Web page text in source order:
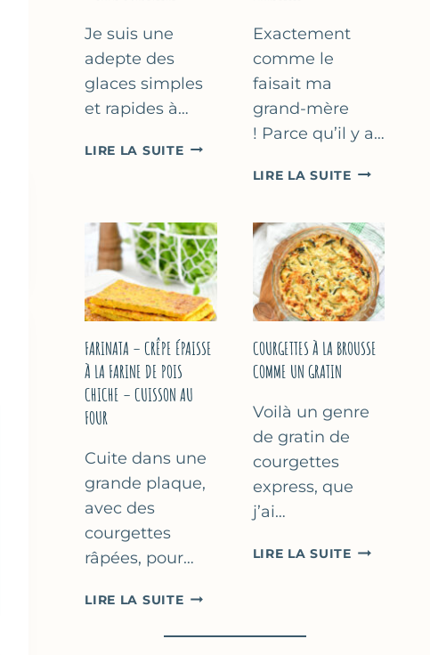
Je suis une
adepte des
glaces simples
et rapides à…
LIRE LA SUITEBÂTONNETS
&
YAOURT
GREC
–
SANS
Exactement
comme le
faisait ma
grand-mère
! Parce qu’il y a…
LIRE LA SUITEBEIGNETS
À
LA
BIÈRE
–
COMME
MARSEILLE
FARINATA – CRÊPE ÉPAISSE
À LA FARINE DE POIS
CHICHE – CUISSON AU
FOUR
Cuite dans une
grande plaque,
avec des
courgettes
râpées, pour…
LIRE LA SUITEFARINATA
CRÊPE
COURGETTES À LA BROUSSE
COMME UN GRATIN
Voilà un genre
de gratin de
courgettes
express, que
j’ai…
LIRE LA SUITE